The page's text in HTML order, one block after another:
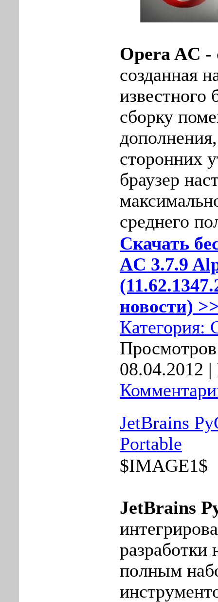
Opera AC -
созданная
известного
сборку
сторонних
браузер
среднего
Скачать
AC 3.7.9
новости)
Категория:
08.04.2012 |
JetBrains
Portablе
$IMAGE1$
JetBrains
разработки
полным